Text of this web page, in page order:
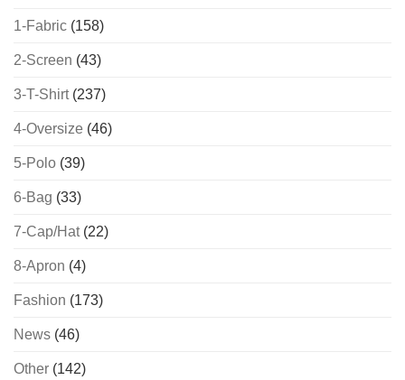
1-Fabric (158)
2-Screen (43)
3-T-Shirt(237)
4-Oversize (46)
5-Polo (39)
6-Bag (33)
7-Cap/Hat(22)
8-Apron (4)
Fashion (173)
News (46)
Other (142)